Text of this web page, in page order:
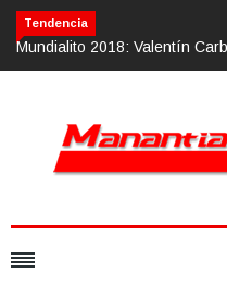
Tendencia
una zurda mágicaCalvario